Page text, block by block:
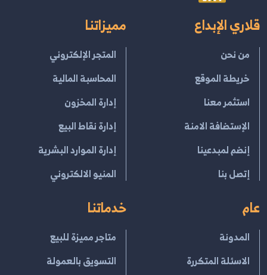
قلاري الإبداع
من نحن
خريطة الموقع
استثمر معنا
الإستضافة الامنة
إنضم لمبدعينا
إتصل بنا
مميزاتنا
المتجر الإلكتروني
المحاسبة المالية
إدارة المخزون
إدارة نقاط البيع
إدارة الموارد البشرية
المنيو الالكتروني
عام
المدونة
الاسئلة المتكررة
خدماتنا
متاجر مميزة للبيع
التسويق بالعمولة